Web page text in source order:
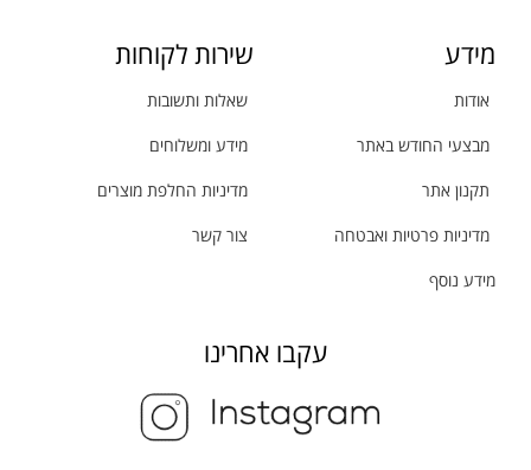
מידע
אודות
מבצעי החודש באתר
תקנון אתר
מדיניות פרטיות ואבטחה
מידע נוסף
שירות לקוחות
שאלות ותשובות
מידע ומשלוחים
מדיניות החלפת מוצרים
צור קשר
עקבו אחרינו